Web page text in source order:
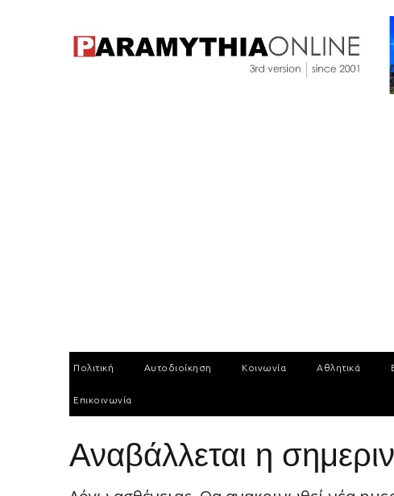
Πολιτική Αυτοδιοίκηση Κοινωνία Αθλητικά
Επικοινωνία
Αναβάλλεται η